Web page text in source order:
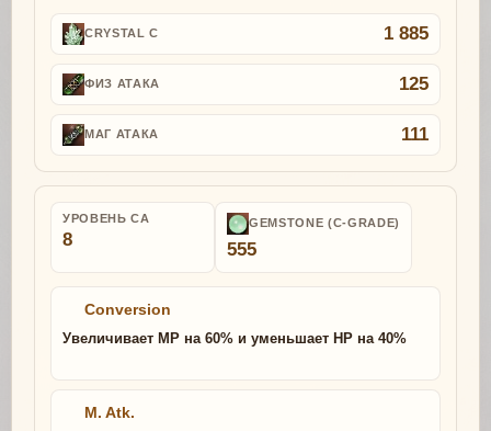
CRYSTAL C 1 885
ФИЗ АТАКА 125
МАГ АТАКА 111
УРОВЕНЬ СА
8
GEMSTONE (C-GRADE)
555
Conversion
Увеличивает MP на 60% и уменьшает HP на 40%
M. Atk.